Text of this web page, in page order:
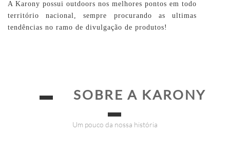
A Karony possui outdoors nos melhores pontos em todo
território nacional, sempre procurando as ultimas
tendências no ramo de divulgação de produtos!
▬
SOBRE A KARONY
▬
Um pouco da nossa história